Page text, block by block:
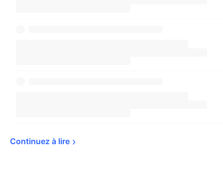
Continuez à lire